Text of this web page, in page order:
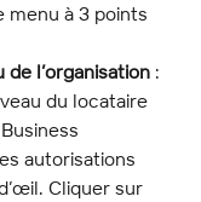
menu à 3 points
l’organisation :
du locataire
autorisations
Cliquer sur